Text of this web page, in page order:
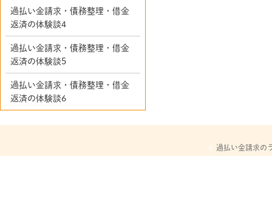
過払い金請求・債務整理・借金
返済の体験談4
過払い金請求・債務整理・借金
返済の体験談5
過払い金請求・債務整理・借金
返済の体験談6
© 過払い金請求の